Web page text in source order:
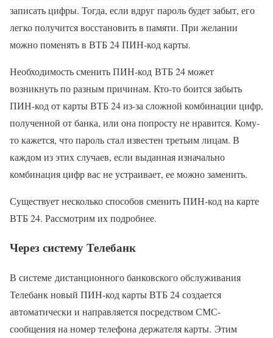
записать цифры. Тогда, если вдруг пароль будет забыт, его
легко получится восстановить в памяти. При желании
можно поменять в ВТБ 24 ПИН-код карты.
Необходимость сменить ПИН-код ВТБ 24 может
возникнуть по разным причинам. Кто-то боится забыть
ПИН-код от карты ВТБ 24 из-за сложной комбинации цифр,
полученной от банка, или она попросту не нравится. Кому-
то кажется, что пароль стал известен третьим лицам. В
каждом из этих случаев, если выданная изначально
комбинация цифр вас не устраивает, ее можно заменить.
Существует несколько способов сменить ПИН-код на карте
ВТБ 24. Рассмотрим их подробнее.
Через систему Телебанк
В системе дистанционного банковского обслуживания
Телебанк новый ПИН-код карты ВТБ 24 создается
автоматически и направляется посредством СМС-
сообщения на номер телефона держателя карты. Этим